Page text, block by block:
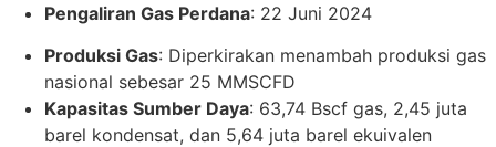
Pengaliran Gas Perdana: 22 Juni 2024
Produksi Gas: Diperkirakan menambah produksi gas
nasional sebesar 25 MMSCFD
Kapasitas Sumber Daya: 63,74 Bscf gas, 2,45 juta
barel kondensat, dan 5,64 juta barel ekuivalen